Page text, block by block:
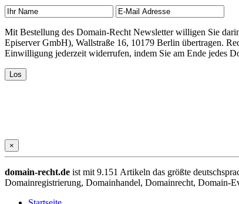
Mit Bestellung des Domain-Recht Newsletter willigen Sie
Episerver GmbH), Wallstraße 16, 10179 Berlin übertragen.
Einwilligung jederzeit widerrufen, indem Sie am Ende jedes
×
domain-recht.de ist mit 9.151 Artikeln das größte
Domainregistrierung, Domainhandel, Domainrecht, Domain-